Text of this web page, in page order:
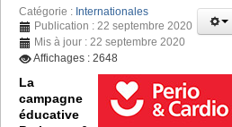
Catégorie : Internationales
Publication : 22 septembre 2020
Mis à jour : 22 septembre 2020
Affichages : 2648
La
campagne
éducative